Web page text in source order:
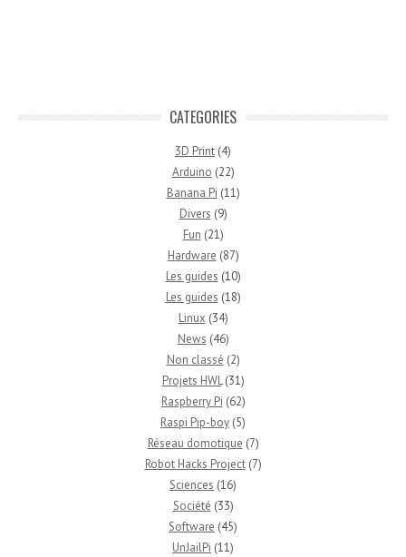
CATEGORIES
3D Print (4)
Arduino (22)
Banana Pi (11)
Divers (9)
Fun (21)
Hardware (87)
Les guides (10)
Les guides (18)
Linux (34)
News (46)
Non classé (2)
Projets HWL(31)
Raspberry Pi (62)
Raspi Pip-boy (5)
Réseau domotique (7)
Robot Hacks Project(7)
Sciences (16)
Société (33)
Software (45)
UnJailPi (11)